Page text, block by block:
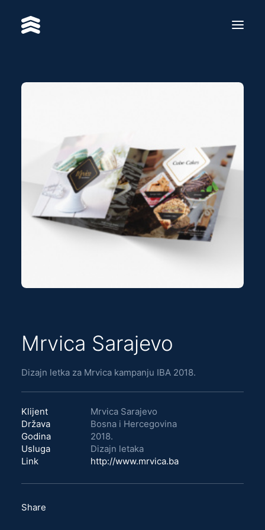
SERVICES
ABOUT US
CONTACT
Mrvica Sarajevo
Dizajn letka za Mrvica kampanju IBA 2018.
Klijent
Mrvica Sarajevo
Država
Bosna i Hercegovina
Godina
2018.
Usluga
Dizajn letaka
Link
http://www.mrvica.ba
Share